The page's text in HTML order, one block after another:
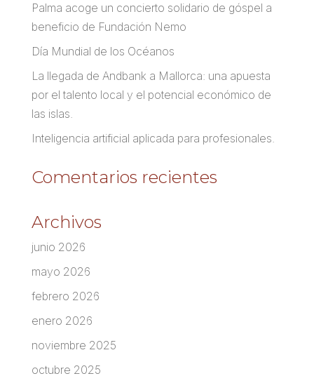
Palma acoge un concierto solidario de góspel a
beneficio de Fundación Nemo
Día Mundial de los Océanos
La llegada de Andbank a Mallorca: una apuesta
por el talento local y el potencial económico de
las islas.
Inteligencia artificial aplicada para profesionales.
Comentarios recientes
Archivos
junio 2026
mayo 2026
febrero 2026
enero 2026
noviembre 2025
octubre 2025